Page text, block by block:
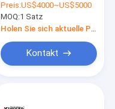
empfänger mit
geringer Latenz
Preis:US$4000~US$5000
MOQ:1 Satz
Kontakt